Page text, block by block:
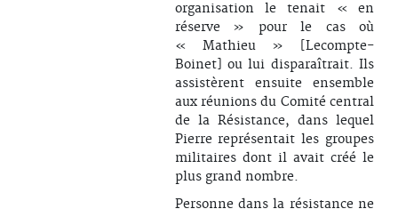
organisation le tenait « en
réserve » pour le cas où
« Mathieu » [Lecompte-
Boinet] ou lui disparaîtrait. Ils
assistèrent ensuite ensemble
aux réunions du Comité central
de la Résistance, dans lequel
Pierre représentait les groupes
militaires dont il avait créé le
plus grand nombre.
Personne dans la résistance ne